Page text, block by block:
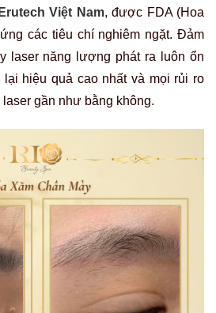
Erutech Việt Nam, được FDA (Hoa
các tiêu chí nghiêm ngặt. Đảm
laser năng lượng phát ra luôn ổn
lại hiệu quả cao nhất và mọi rủi ro
laser gần như bằng không.